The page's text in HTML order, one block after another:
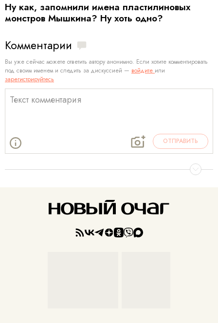
Ну как, запомнили имена пластилиновых
монстров Мышкина? Ну хоть одно?
Комментарии
Вы уже сейчас можете ответить автору анонимно. Если хотите комментировать
под своим именем и следить за дискуссией — войдите или
зарегистрируйтесь
ОТПРАВИТЬ